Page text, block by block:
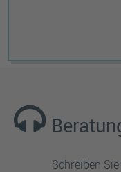
Schreiben